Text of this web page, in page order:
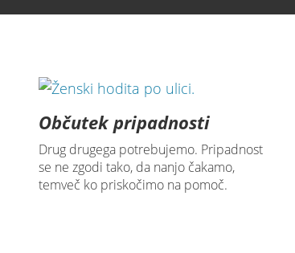
Občutek pripadnosti
Drug drugega potrebujemo. Pripadnost
se ne zgodi tako, da nanjo čakamo,
temveč ko priskočimo na pomoč.